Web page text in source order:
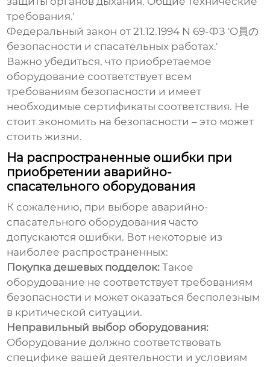
требования.'
Федеральный закон от 21.12.1994 N 69-ФЗ 'О員の
безопасности и спасательных работах.'
Важно убедиться, что приобретаемое
оборудование соответствует всем
требованиям безопасности и имеет
необходимые сертификаты соответствия. Не
стоит экономить на безопасности – это может
стоить жизни.
На распространенные ошибки при
приобретении аварийно-
спасательного оборудования
К сожалению, при выборе аварийно-
спасательного оборудования часто
допускаются ошибки. Вот некоторые из
наиболее распространенных:
Покупка дешевых подделок: Такое
оборудование не соответствует требованиям
безопасности и может оказаться бесполезным
в критической ситуации.
Неправильный выбор оборудования:
Оборудование должно соответствовать
специфике вашей деятельности и условиям